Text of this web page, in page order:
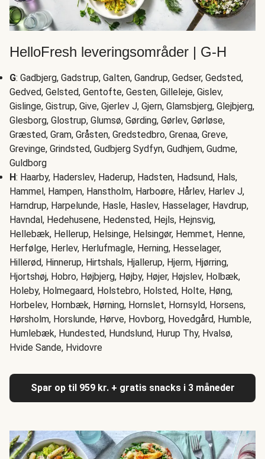
HelloFresh leveringsområder | G-H
G: Gadbjerg, Gadstrup, Galten, Gandrup, Gedser, Gedsted,
Gedved, Gelsted, Gentofte, Gesten, Gilleleje, Gislev,
Gislinge, Gistrup, Give, Gjerlev J, Gjern, Glamsbjerg, Glejbjerg,
Glesborg, Glostrup, Glumsø, Gørding, Gørlev, Gørløse,
Græsted, Gram, Gråsten, Gredstedbro, Grenaa, Greve,
Grevinge, Grindsted, Gudbjerg Sydfyn, Gudhjem, Gudme,
Guldborg
H: Haarby, Haderslev, Haderup, Hadsten, Hadsund, Hals,
Hammel, Hampen, Hanstholm, Harboøre, Hårlev, Harlev J,
Harndrup, Harpelunde, Hasle, Haslev, Hasselager, Havdrup,
Havndal, Hedehusene, Hedensted, Hejls, Hejnsvig,
Hellebæk, Hellerup, Helsinge, Helsingør, Hemmet, Henne,
Herfølge, Herlev, Herlufmagle, Herning, Hesselager,
Hillerød, Hinnerup, Hirtshals, Hjallerup, Hjerm, Hjørring,
Hjortshøj, Hobro, Højbjerg, Højby, Højer, Højslev, Holbæk,
Holeby, Holmegaard, Holstebro, Holsted, Holte, Høng,
Horbelev, Hornbæk, Hørning, Hornslet, Hornsyld, Horsens,
Hørsholm, Horslunde, Hørve, Hovborg, Hovedgård, Humble,
Humlebæk, Hundested, Hundslund, Hurup Thy, Hvalsø,
Hvide Sande, Hvidovre
Spar op til 959 kr. + gratis snacks i 3 måneder